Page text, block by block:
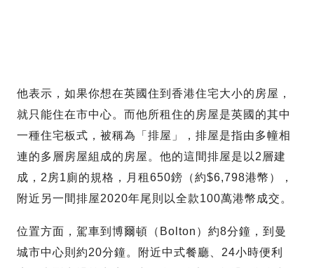
他表示，如果你想在英國住到香港住宅大小的房屋，
就只能住在市中心。而他所租住的房屋是英國的其中
一種住宅板式，被稱為「排屋」，排屋是指由多幢相
連的多層房屋組成的房屋。他的這間排屋是以2層建
成，2房1廁的規格，月租650鎊（約$6,798港幣），
附近另一間排屋2020年尾則以全款100萬港幣成交。
位置方面，駕車到博爾頓（Bolton）約8分鐘，到曼
城市中心則約20分鐘。附近中式餐廳、24小時便利